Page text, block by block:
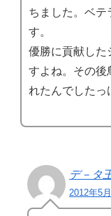
ちました。ベテ
す。
優勝に貢献した
すよね。その後
れたんでしたっ
デ－タ
2012年5